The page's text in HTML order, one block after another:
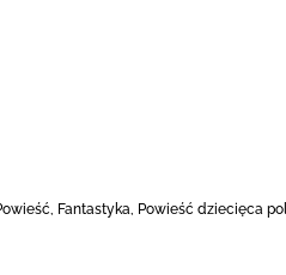
Fantastyka, Powieść dziecięca